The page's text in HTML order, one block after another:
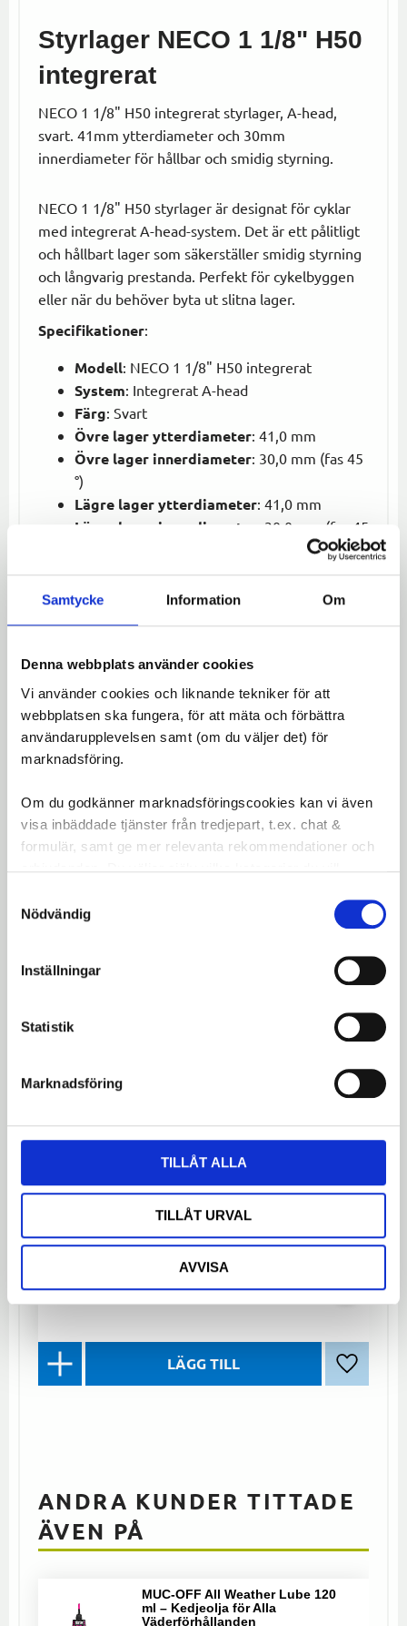
Samtycke Information Om
Denna webbplats använder cookies
Vi använder cookies och liknande tekniker för att
webbplatsen ska fungera, för att mäta och förbättra
användarupplevelsen samt (om du väljer det) för
marknadsföring.
Om du godkänner marknadsföringscookies kan vi även
visa inbäddade tjänster från tredjepart, t.ex. chat &
formulär, samt ge mer relevanta rekommendationer och
Nödvändig
Inställningar
Statistik
Marknadsföring
TILLÅT ALLA
TILLÅT URVAL
AVVISA
Styrlager NECO 1 1/8" H50
integrerat
NECO 1 1/8" H50 integrerat styrlager, A-head,
svart. 41mm ytterdiameter och 30mm
innerdiameter för hållbar och smidig styrning.
NECO 1 1/8" H50 styrlager är designat för cyklar
med integrerat A-head-system. Det är ett pålitligt
och hållbart lager som säkerställer smidig styrning
och långvarig prestanda. Perfekt för cykelbyggen
eller när du behöver byta ut slitna lager.
Specifikationer:
Modell: NECO 1 1/8" H50 integrerat
System: Integrerat A-head
Färg: Svart
Övre lager ytterdiameter: 41,0 mm
Övre lager innerdiameter: 30,0 mm (fas 45
°)
Lägre lager ytterdiameter: 41,0 mm
Lägre lager innerdiameter
: 30,0 mm (fas 45
Material: Högkvalitativa komponenter för
lång hållbarhet
Detta styrlager erbjuder utmärkt prestanda och
precision, vilket gör det till en idealisk lösning för
både vägcyklar och mountainbikes.
Dela med dig
Omdömen
LOGGA IN FÖR ATT GE
OMDÖME
Bli den första att lämna ett omdöme.
LIKNANDE PRODUKTER
Styrlager 1-1/8" + 1½"
Styrlager 1-1/8" + 1.5" för koniska
gaffelrör, komplett med övre och nedre
lager och exakt passform.
kr
Lägg till
ANDRA KUNDER TITTADE
ÄVEN PÅ
MUC-OFF All Weather Lube 120
ml – Kedjeolja för Alla
Väderförhållanden